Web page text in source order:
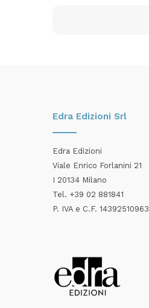
Edra Edizioni Srl
Edra Edizioni
Viale Enrico Forlanini 21
I 20134 Milano
Tel. +39 02 881841
P. IVA e C.F. 14392510963